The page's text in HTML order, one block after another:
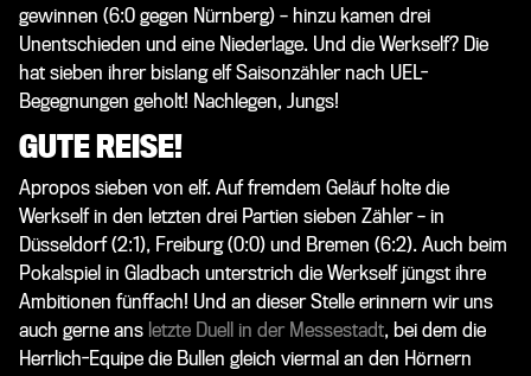
gewinnen (6:0 gegen Nürnberg) – hinzu kamen drei
Unentschieden und eine Niederlage. Und die Werkself? Die
hat sieben ihrer bislang elf Saisonzähler nach UEL-
Begegnungen geholt! Nachlegen, Jungs!
GUTE REISE!
Apropos sieben von elf. Auf fremdem Geläuf holte die
Werkself in den letzten drei Partien sieben Zähler – in
Düsseldorf (2:1), Freiburg (0:0) und Bremen (6:2). Auch beim
Pokalspiel in Gladbach unterstrich die Werkself jüngst ihre
Ambitionen fünffach! Und an dieser Stelle erinnern wir uns
auch gerne ans letzte Duell in der Messestadt, bei dem die
Herrlich-Equipe die Bullen gleich viermal an den Hörnern